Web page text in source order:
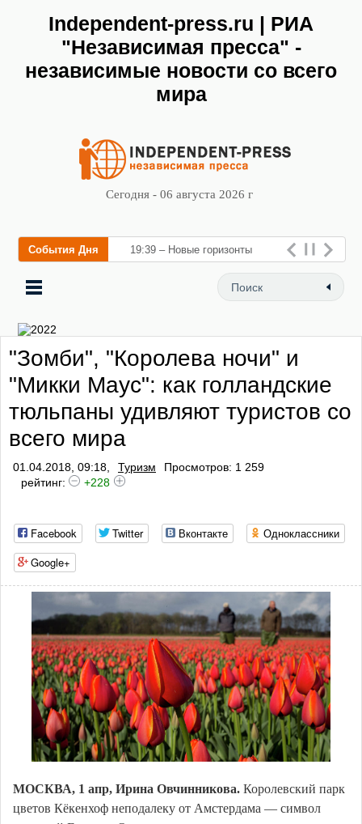
Independent-press.ru | РИА
"Независимая пресса" -
независимые новости со всего
мира
Сегодня - 06 августа 2026 г
События Дня 19:39 – Новые горизонты
флебологии: в Москве
открылся «Городской центр
заболеваний вен
"Зомби", "Королева ночи" и
"Микки Маус": как голландские
тюльпаны удивляют туристов со
всего мира
01.04.2018, 09:18, Туризм
Просмотров: 1 259
рейтинг:
+228
Facebook Twitter Вконтакте
Одноклассники
Google+
МОСКВА, 1 апр, Ирина Овчинникова. Королевский парк
цветов Кёкенхоф неподалеку от Амстердама — символ